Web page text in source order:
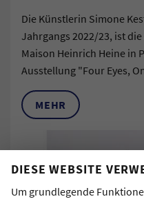
DIESE WEBSITE
Um grundlegende
Die Künstlerin Simone
Jahrgangs 2022/23, ist
Maison Heinrich Heine in
Ausstellung "Four Eyes,
MEHR